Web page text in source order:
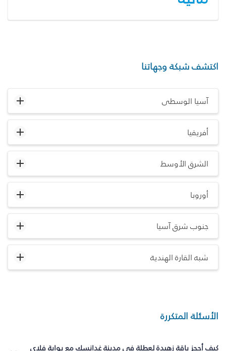
اكتشف شبكة وجهاتنا
آسيا الوسطى
أفريقيا
الشرق الأوسط
أوروبا
جنوب شرق آسيا
شبه القارة الهندية
الأسئلة المتكررة
كيف أحجز باقة زهيدة لعطلة في مدينة غدانسك مع بوابة فلاي